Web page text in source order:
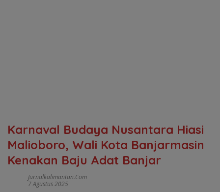
Karnaval Budaya Nusantara Hiasi
Malioboro, Wali Kota Banjarmasin
Kenakan Baju Adat Banjar
Jurnalkalimantan.com
7 Agustus 2025